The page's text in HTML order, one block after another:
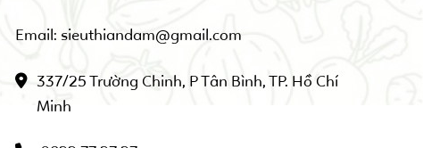
Email: sieuthiandam@gmail.com
337/25 Trường Chinh, P Tân Bình, TP. Hồ Chí
Minh